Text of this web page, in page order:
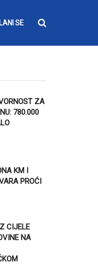
SE
ZA
780.000
KM I
PROĆI
CIJELE
NA